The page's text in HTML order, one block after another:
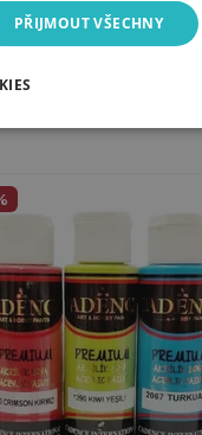
PŘIJMOUT VŠECHNY